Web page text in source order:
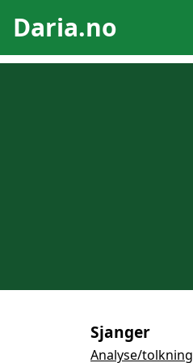
Daria.no
Sjanger
Analyse/tolkning